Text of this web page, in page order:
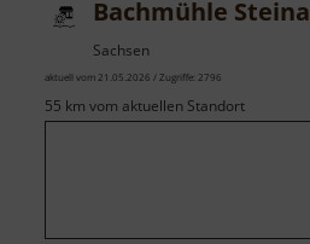
Bachmühle Steina
Sachsen
aktuell vom 21.05.2026 / Zugriffe: 2796
55 km vom aktuellen Standort